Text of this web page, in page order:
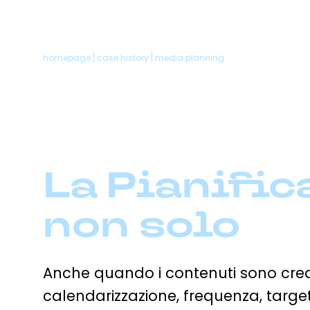
homepage case history media planning
La
non solo
Anche quando i contenuti sono
calendarizzazione, frequenza,
Chi
La